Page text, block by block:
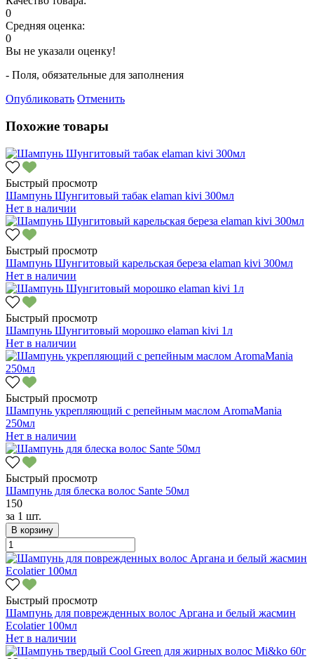
0
Средняя оценка:
0
Вы не указали оценку!
- Поля, обязательные для заполнения
Опубликовать Отменить
Похожие товары
Быстрый просмотр
Шампунь Шунгитовый табак elaman kivi 300мл
Нет в наличии
Быстрый просмотр
Шампунь Шунгитовый карельская береза elaman kivi 300мл
Нет в наличии
Быстрый просмотр
Шампунь Шунгитовый морошко elaman kivi 1л
Нет в наличии
Быстрый просмотр
Шампунь укрепляющий с репейным маслом AromaMania
250мл
Нет в наличии
Быстрый просмотр
Шампунь для блеска волос Sante 50мл
150
за 1 шт.
В корзину
Быстрый просмотр
Шампунь для поврежденных волос Аргана и белый жасмин
Ecolatier 100мл
Нет в наличии